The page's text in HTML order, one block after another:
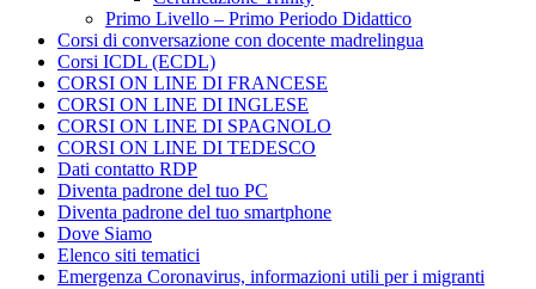
Primo Livello – Primo Periodo Didattico
Corsi di conversazione con docente madrelingua
Corsi ICDL (ECDL)
CORSI ON LINE DI FRANCESE
CORSI ON LINE DI INGLESE
CORSI ON LINE DI SPAGNOLO
CORSI ON LINE DI TEDESCO
Dati contatto RDP
Diventa padrone del tuo PC
Diventa padrone del tuo smartphone
Dove Siamo
Elenco siti tematici
Emergenza Coronavirus, informazioni utili per i migranti